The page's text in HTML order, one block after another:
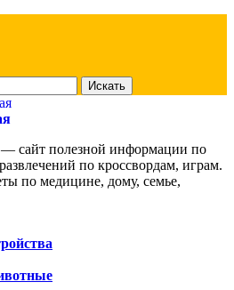
сайт полезной информации по
по кроссвордам, играм.
по медицине, дому, семье,